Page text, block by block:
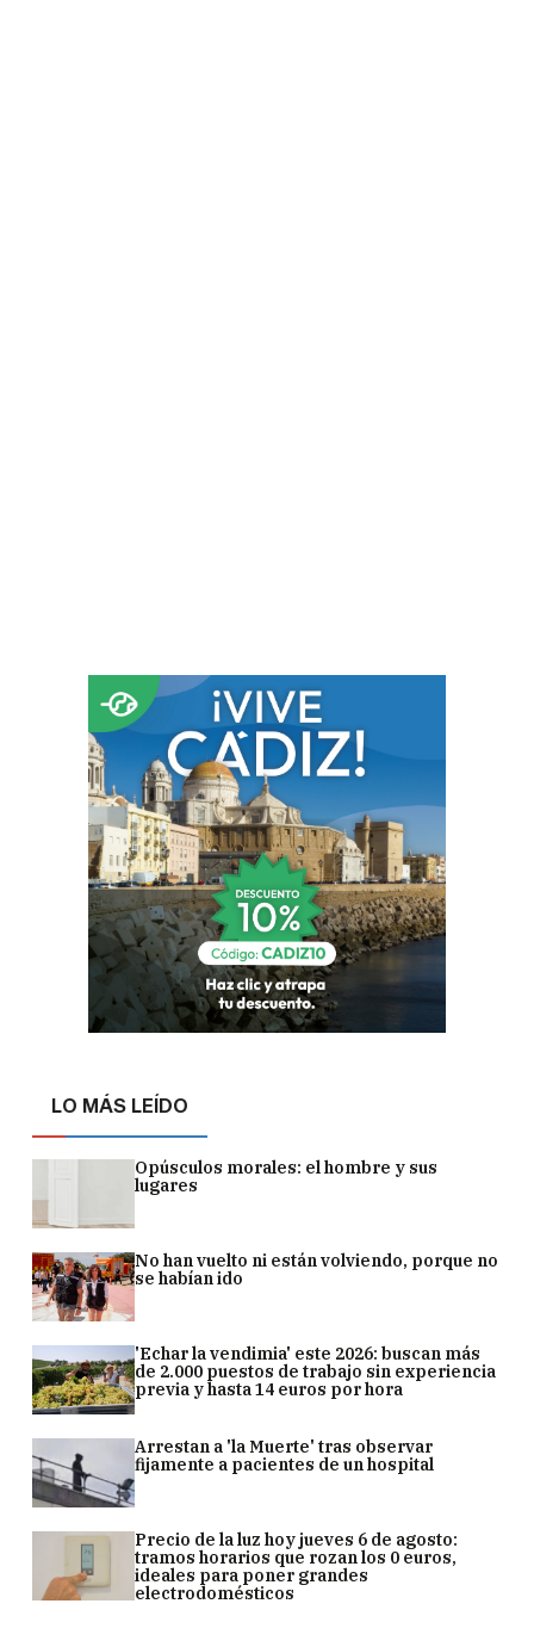
LO MÁS LEÍDO
Opúsculos morales: el hombre y sus
lugares
No han vuelto ni están volviendo, porque no
se habían ido
'Echar la vendimia' este 2026: buscan más
de 2.000 puestos de trabajo sin experiencia
previa y hasta 14 euros por hora
Arrestan a 'la Muerte' tras observar
fijamente a pacientes de un hospital
Precio de la luz hoy jueves 6 de agosto:
tramos horarios que rozan los 0 euros,
ideales para poner grandes
electrodomésticos